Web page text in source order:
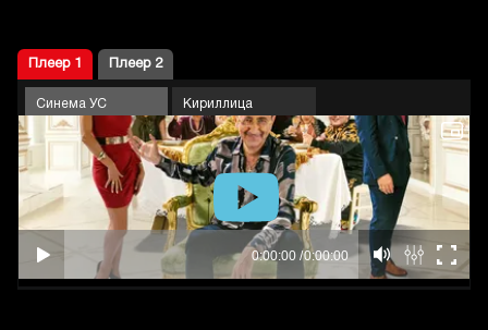
Плеер 1 Плеер 2
Синема УС Кириллица